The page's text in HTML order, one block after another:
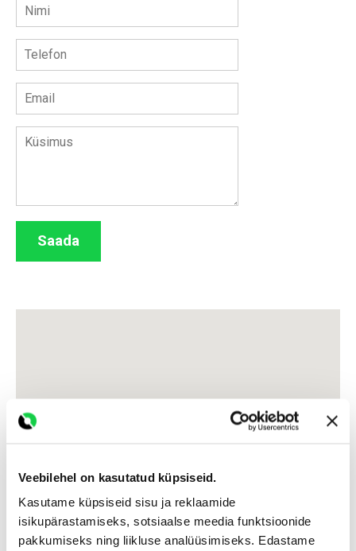
Veebilehel on kasutatud küpsiseid.
Kasutame küpsiseid sisu ja reklaamide
isikupärastamiseks, sotsiaalse meedia funktsioonide
pakkumiseks ning liikluse analüüsimiseks. Edastame
Saada